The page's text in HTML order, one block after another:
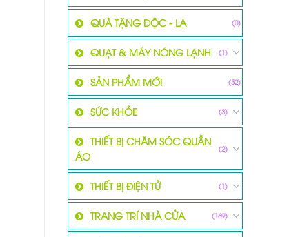
QUÀ TẶNG ĐỘC - LẠ (0)
QUẠT & MÁY NÓNG LẠNH (1)
SẢN PHẨM MỚI (32)
SỨC KHỎE (3)
THIẾT BỊ CHĂM SÓC QUẦN
ÁO
(2)
THIẾT BỊ ĐIỆN TỬ (1)
TRANG TRÍ NHÀ CỬA (169)